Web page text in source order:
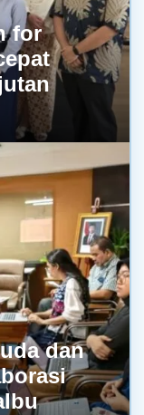
for
dan